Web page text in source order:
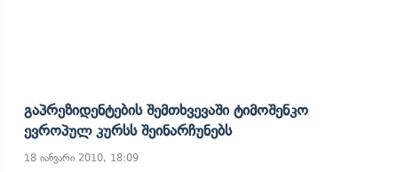
Გაპრეზიდენტების Შემთხვევაში Ტიმოშენკო
Ევროპულ Კურსს Შეინარჩუნებს
18 იანვარი 2010, 18:09